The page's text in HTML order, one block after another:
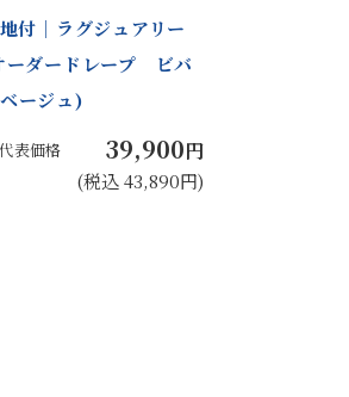
付｜ラグジュアリー
ーダードレープ ビバ
ージュ)
代表価格 39,900円
(税込 43,890円)